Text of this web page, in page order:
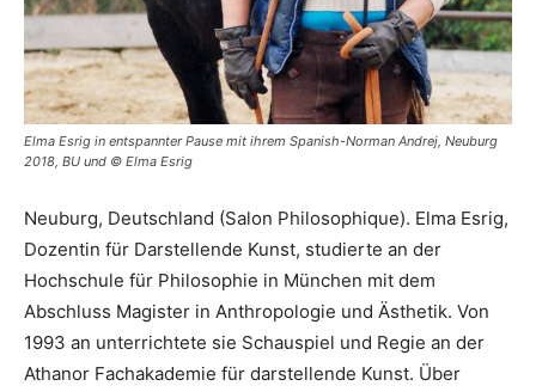
Elma Esrig in entspannter Pause mit ihrem Spanish-Norman Andrej, Neuburg
2018, BU und © Elma Esrig
Neuburg, Deutschland (Salon Philosophique). Elma Esrig,
Dozentin für Darstellende Kunst, studierte an der
Hochschule für Philosophie in München mit dem
Abschluss Magister in Anthropologie und Ästhetik. Von
1993 an unterrichtete sie Schauspiel und Regie an der
Athanor Fachakademie für darstellende Kunst. Über